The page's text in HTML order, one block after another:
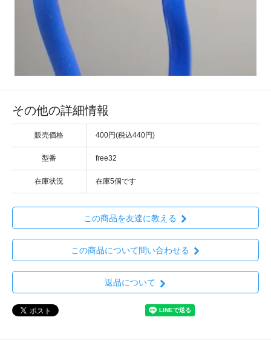
その他の詳細情報
販売価格 400円(税込440円)
型番 free32
在庫状況 在庫5個です
この商品を友達に教える
この商品について問い合わせる
返品について